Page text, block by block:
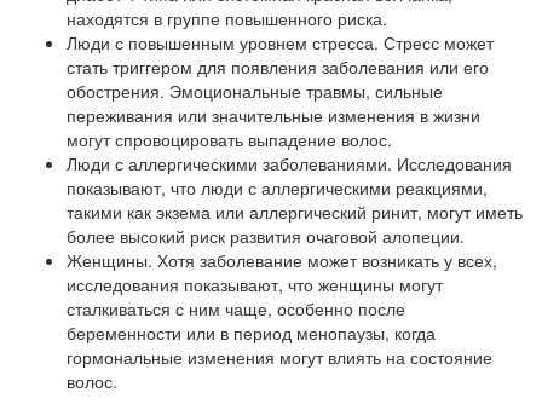
находятся в группе повышенного риска.
Люди с повышенным уровнем стресса. Стресс может
стать триггером для появления заболевания или его
обострения. Эмоциональные травмы, сильные
переживания или значительные изменения в жизни
могут спровоцировать выпадение волос.
Люди с аллергическими заболеваниями. Исследования
показывают, что люди с аллергическими реакциями,
такими как экзема или аллергический ринит, могут иметь
более высокий риск развития очаговой алопеции.
Женщины. Хотя заболевание может возникать у всех,
исследования показывают, что женщины могут
сталкиваться с ним чаще, особенно после
беременности или в период менопаузы, когда
гормональные изменения могут влиять на состояние
волос.